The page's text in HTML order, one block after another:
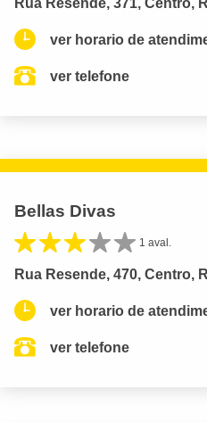
ver horario de
ver telefone
Bellas Divas
1 aval.
Rua Resende, 470, Centro,
ver horario de
ver telefone